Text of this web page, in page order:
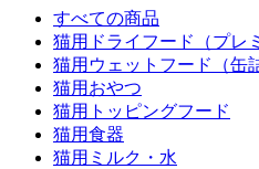
すべての商品
猫用ドライフード（プレ
猫用ウェットフード（缶
猫用おやつ
猫用トッピングフード
猫用食器
猫用ミルク・水